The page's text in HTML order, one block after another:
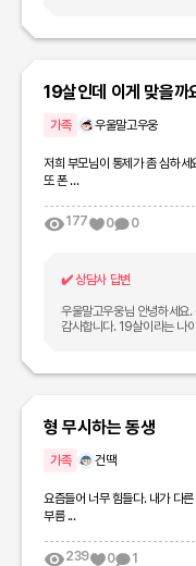
19살인데 이게 맞을까
가족 우울말고우웅
저희 부모님이 통제가 좀 심하세
또 폰 ...
177 0 0
✔️상담사 답변
우울말고우웅님 안녕하세요
감사합니다. 19살이라
형 무시하는 동생
가족 건땍
요즘들어 너무 힘들다. 내가 다
부름 ...
239 0 1